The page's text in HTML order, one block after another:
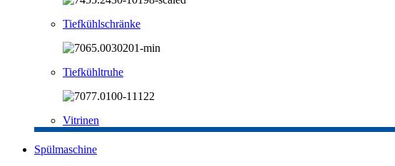
Tiefkühlschränke
Tiefkühltruhe
Vitrinen
Spülmaschine